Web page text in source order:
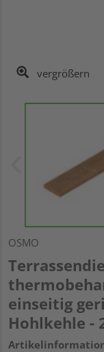
vergrößern
OSMO
einseitig
Hohlkehle -